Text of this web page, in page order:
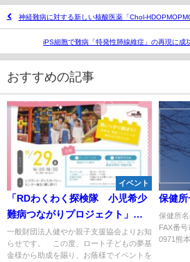
神経難病に対する新しい核酸医薬「Chol-
iPS細胞で難病「特発性肺線維症」の再現に成
おすすめの記事
イベント
「RDわくわく探検隊 小児希少
難病つながりプロジェクト」イ
ベント参加者募集
一般財団法人健やか親子支援協会よりお知
らせです。 この度、ロート子どもの夢基
金様から助成を賜り、お蔭様でイベントを
保健
保健所
FAX番
0971熊